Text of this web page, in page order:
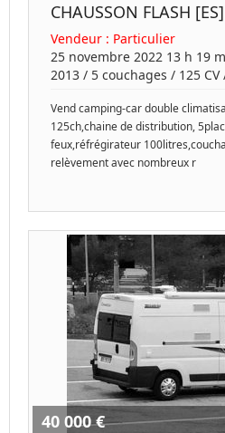
CHAUSSON FLASH [ES]
Vendeur : Particulier
25 novembre 2022 13 h 19
2013 / 5 couchages / 125 CV
Vend camping-car double
125ch,chaine de distribution,
feux,réfrégirateur
relèvement avec nombreux r
40 000 €